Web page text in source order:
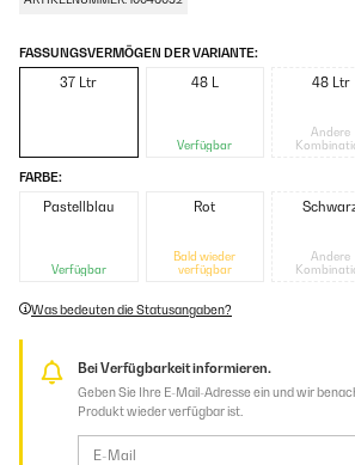
FASSUNGSVERMÖGEN DER VARIANTE:
37 Ltr 48 L
Verfügbar
48 Ltr
Andere
FARBE:
Pastellblau
Verfügbar
Rot
Bald wieder
verfügbar
Andere
Was bedeuten die Statusangaben?
Bei Verfügbarkeit informieren.
Geben Sie Ihre E-Mail-Adresse ein und wir
Produkt wieder verfügbar ist.